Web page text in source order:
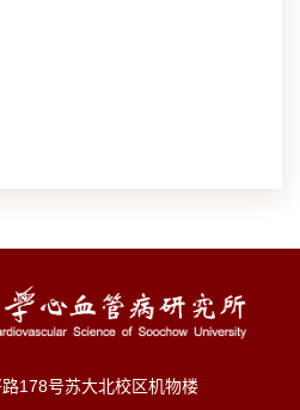
178号苏大北校区机物楼